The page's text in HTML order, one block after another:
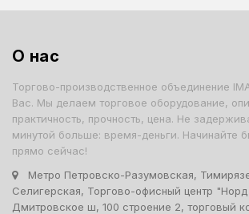
О нас
Торгово-производственное объединение
Вас. Мы делаем торговое оборудование,
практичность, прочность, цена. Не
минутой больше: время-деньги. Начинайте
прямо сейчас!
Метро Петровско-Разумовская,
Селигерская, Торгово-офисный центр
Дмитровское ш, 100 строение 2, торговый